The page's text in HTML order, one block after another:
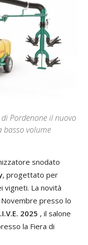
Pordenone il nuovo
basso volume
snodato
, progettato per
La novità
presso lo
2025 , il salone
la Fiera di